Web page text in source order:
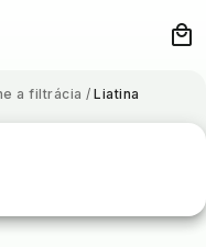
a filtrácia / Liatina